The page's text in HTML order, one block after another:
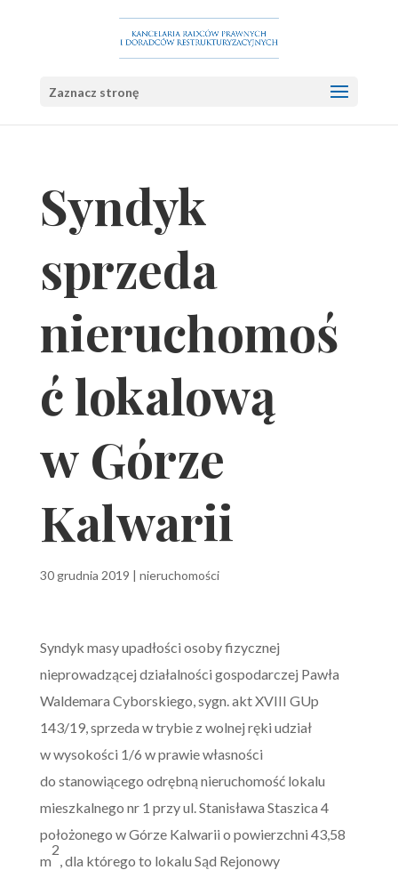
Zaznacz stronę
Syndyk
sprzeda
nieruchomoś
ć lokalową
w Górze
Kalwarii
30 grudnia 2019 | nieruchomości
Syndyk masy upadłości osoby fizycznej
nieprowadzącej działalności gospodarczej Pawła
Waldemara Cyborskiego, sygn. akt XVIII GUp
143/19, sprzeda w trybie z wolnej ręki udział
w wysokości 1/6 w prawie własności
do stanowiącego odrębną nieruchomość lokalu
mieszkalnego nr 1 przy ul. Stanisława Staszica 4
położonego w Górze Kalwarii o powierzchni 43,58
m
2
, dla którego to lokalu Sąd Rejonowy